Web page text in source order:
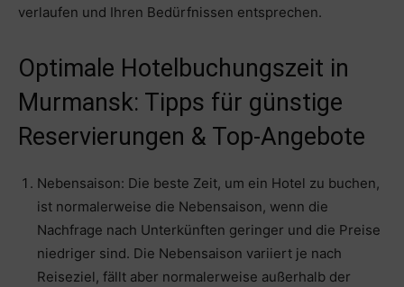
verlaufen und Ihren Bedürfnissen entsprechen.
Optimale Hotelbuchungszeit in
Murmansk: Tipps für günstige
Reservierungen & Top-Angebote
Nebensaison: Die beste Zeit, um ein Hotel zu buchen,
ist normalerweise die Nebensaison, wenn die
Nachfrage nach Unterkünften geringer und die Preise
niedriger sind. Die Nebensaison variiert je nach
Reiseziel, fällt aber normalerweise außerhalb der